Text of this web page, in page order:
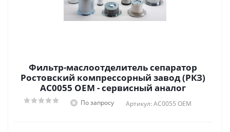
Фильтр-маслоотделитель сепаратор
Ростовский компрессорный завод (РКЗ)
АС0055 OEM - сервисный аналог
По запросу Артикул: АС0055 OEM